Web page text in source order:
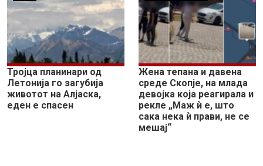
Тројца планинари од
Летонија го загубија
животот на Алјаска,
еден е спасен
Жена тепана и давена
среде Скопје, на млада
девојка која реагирала и
рекле „Маж ѝ е, што
сака нека ѝ прави, не се
мешај“